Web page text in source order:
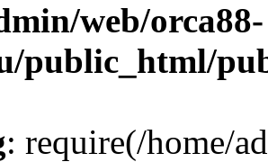
web/orca88-
public_html/
: require(/home/